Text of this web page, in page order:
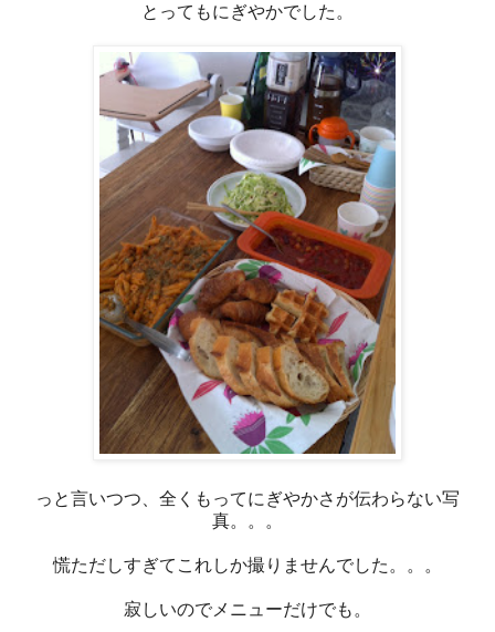
とってもにぎやかでした。
っと言いつつ、全くもってにぎやかさが伝わらない写
真。。。
慌ただしすぎてこれしか撮りませんでした。。。
寂しいのでメニューだけでも。